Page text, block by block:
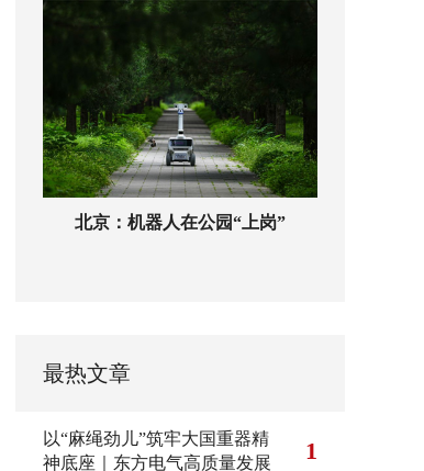
北京：机器人在公园“上岗”
最热文章
以“麻绳劲儿”筑牢大国重器精
神底座｜东方电气高质量发展
1